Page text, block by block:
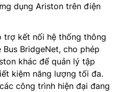
dụng Ariston trên điện
trợ kết nối hệ thống thông
BridgeNet, cho phép
khác để quản lý tập
kiệm năng lượng tối đa.
công trình hiện đại đang